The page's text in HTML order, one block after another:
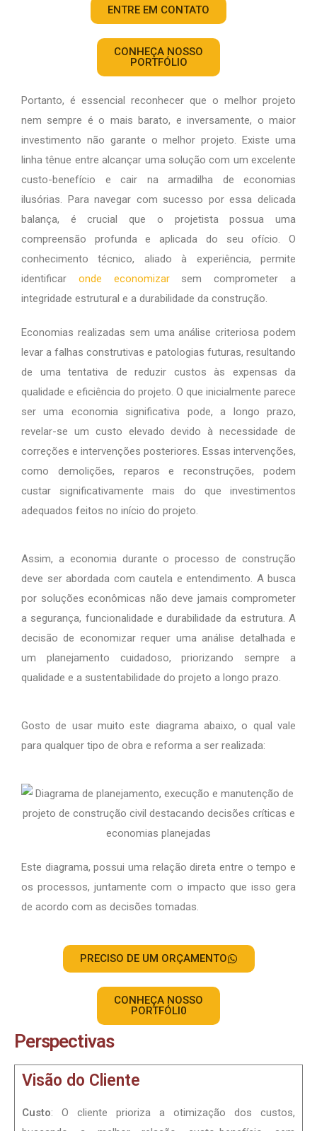
ENTRE EM CONTATO
CONHEÇA NOSSO
PORTFÓLIO
Portanto, é essencial reconhecer que o melhor projeto
nem sempre é o mais barato, e inversamente, o maior
investimento não garante o melhor projeto. Existe uma
linha tênue entre alcançar uma solução com um excelente
custo-benefício e cair na armadilha de economias
ilusórias. Para navegar com sucesso por essa delicada
balança, é crucial que o projetista possua uma
compreensão profunda e aplicada do seu ofício. O
conhecimento técnico, aliado à experiência, permite
identificar onde economizarsem comprometer a
integridade estrutural e a durabilidade da construção.
Economias realizadas sem uma análise criteriosa podem
levar a falhas construtivas e patologias futuras, resultando
de uma tentativa de reduzir custos às expensas da
qualidade e eficiência do projeto. O que inicialmente parece
ser uma economia significativa pode, a longo prazo,
revelar-se um custo elevado devido à necessidade de
correções e intervenções posteriores. Essas intervenções,
como demolições, reparos e reconstruções, podem
custar significativamente mais do que investimentos
adequados feitos no início do projeto.
Assim, a economia durante o processo de construção
deve ser abordada com cautela e entendimento. A busca
por soluções econômicas não deve jamais comprometer
a segurança, funcionalidade e durabilidade da estrutura. A
decisão de economizar requer uma análise detalhada e
um planejamento cuidadoso, priorizando sempre a
qualidade e a sustentabilidade do projeto a longo prazo.
Gosto de usar muito este diagrama abaixo, o qual vale
para qualquer tipo de obra e reforma a ser realizada:
Este diagrama, possui uma relação direta entre o tempo e
os processos, juntamente com o impacto que isso gera
de acordo com as decisões tomadas.
PRECISO DE UM ORÇAMENTO
CONHEÇA NOSSO
PORTFÓLI0
Perspectivas
Visão do Cliente
Custo: O cliente prioriza a otimização dos custos,